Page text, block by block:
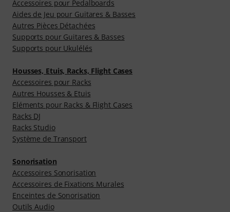
Accessoires pour Pedalboards
Aides de Jeu pour Guitares & Basses
Autres Pièces Détachées
Supports pour Guitares & Basses
Supports pour Ukulélés
Housses, Etuis, Racks, Flight Cases
Accessoires pour Racks
Autres Housses & Etuis
Eléments pour Racks & Flight Cases
Racks DJ
Racks Studio
Système de Transport
Sonorisation
Accessoires Sonorisation
Accessoires de Fixations Murales
Enceintes de Sonorisation
Outils Audio